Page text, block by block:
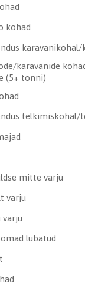
kohad
karavanikohal/
karavanide
(5+ tonni)
telkimiskohal/
mitte varju
varju
varju
lubatud